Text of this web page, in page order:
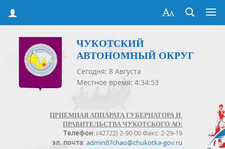
ЧУКОТСКИЙ
АВТОНОМНЫЙ ОКРУГ
Сегодня: 8 Августа
Местное время: 4:34:53
ПРИЕМНАЯ АППАРАТА ГУБЕРНАТОРА И
ПРАВИТЕЛЬСТВА ЧУКОТСКОГО АО:
Телефон: (42722) 2-90-00 Факс: 2-29-19
эл. почта:admin87chao@chukotka-gov.ru